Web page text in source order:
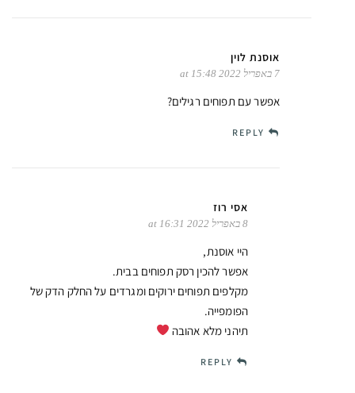
אוסנת לוין
7 באפריל 2022 at 15:48
אפשר עם תפוחים רגילים?
REPLY
אסי רוז
8 באפריל 2022 at 16:31
היי אוסנת,
אפשר להכין רסק תפוחים בבית.
מקלפים תפוחים ירוקים ומגרדים על החלק הדק של
הפומפייה.
תיהני מלא אהובה
REPLY